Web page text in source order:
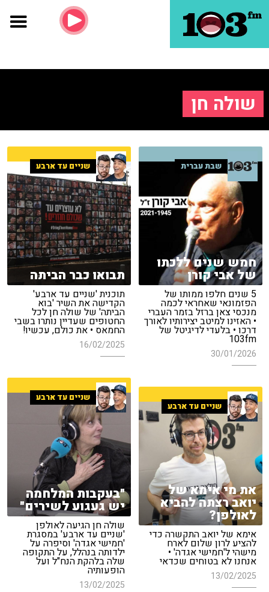
שולה חן
שבת עברית
חמש שנים ללכתו
של אבי קורן
5 שנים חלפו ממותו של
הפזמונאי שאחראי לכמה
מנכסי צאן ברזל בזמר העברי
• האזינו למיטב יצירותיו לאורך
דרכו • בלעדי לדיגיטל של
103fm
30/01/2026
שניים עד ארבע
תבואו כבר הביתה
תוכנית 'שניים עד ארבע'
הקדישה את השיר 'בוא
הביתה' של שולה חן לכל
החטופים שעדיין נותרו בשבי
החמאס • את כולם, עכשיו!
16/02/2025
שניים עד ארבע
"בעקבות המלחמה
יש געגוע לשירים"
שולה חן הגיעה לאולפן
'שניים עד ארבע' במסגרת
'חמישי אגדה' וסיפרה על
ילדותה בנהלל, על התקופה
שלה בלהקת הנח"ל ועל
הופעותיה
13/02/2025
שניים עד ארבע
את מי אימא של
יואב רצתה להביא
לאולפן?
אימא של יואב התקשרה כדי
להציע לרון שלום לארח
מישהי ל'חמישי אגדה' •
אנחנו לא בטוחים שכדאי
13/02/2025